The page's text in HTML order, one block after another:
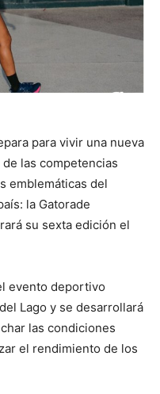
para vivir una nueva
las competencias
emblemáticas del
la Gatorade
su sexta edición el
evento deportivo
Lago y se desarrollará
las condiciones
el rendimiento de los